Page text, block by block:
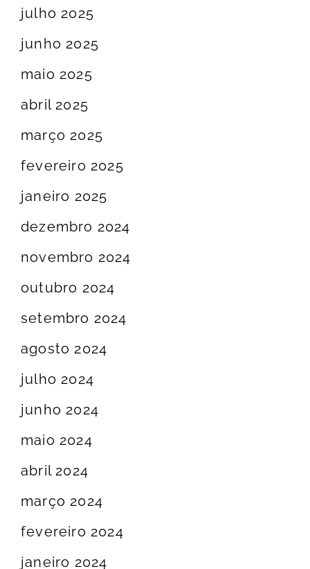
julho 2025
junho 2025
maio 2025
abril 2025
março 2025
fevereiro 2025
janeiro 2025
dezembro 2024
novembro 2024
outubro 2024
setembro 2024
agosto 2024
julho 2024
junho 2024
maio 2024
abril 2024
março 2024
fevereiro 2024
janeiro 2024